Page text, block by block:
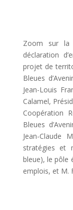
Zoom sur la
déclaration
projet de
Bleues
Jean-Louis
Calamel,
Coopération
Bleues
Jean-Claude
stratégies et
bleue), le pôle
emplois, et M.